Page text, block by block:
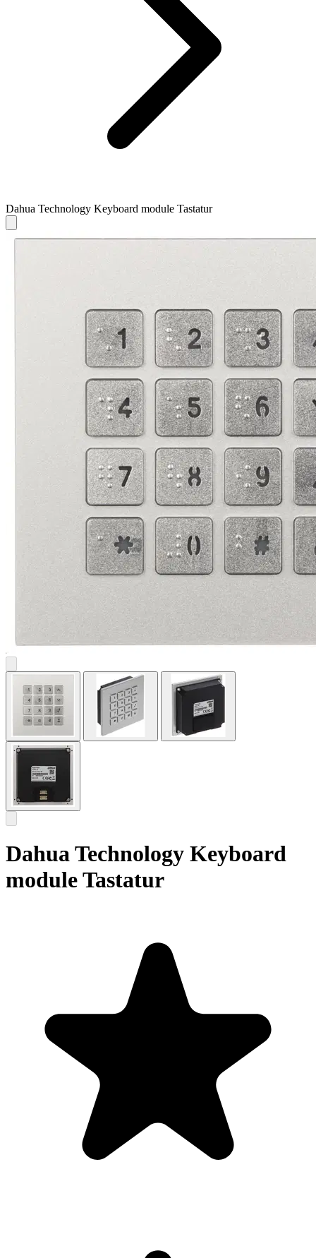
Dahua Technology Keyboard module Tastatur
Dahua Technology Keyboard
module Tastatur